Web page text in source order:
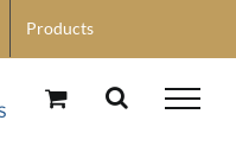
Products